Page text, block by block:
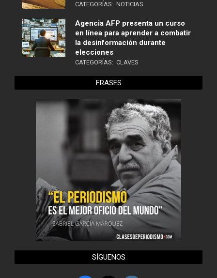
CATEGORÍAS: NOTICIAS
Agencia AFP presenta un curso
en línea para aprender a combatir
la desinformación durante
elecciones
CATEGORÍAS: CLAVES
FRASES
SÍGUENOS